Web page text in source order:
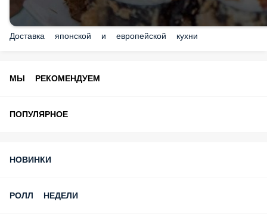
Доставка японской и европейской кухни
МЫ РЕКОМЕНДУЕМ
ПОПУЛЯРНОЕ
НОВИНКИ
РОЛЛ НЕДЕЛИ